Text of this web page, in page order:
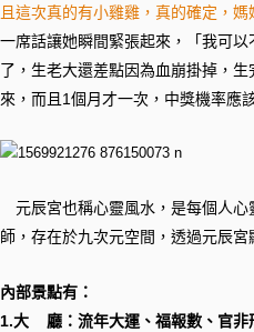
且這次真的有小雞雞，真的確定，媽
一席話讓她瞬間緊張起來，「我可
了，生老大還差點因為血崩掛掉，
來，而且1個月才一次，中獎機率應
元辰宮也稱心靈風水，是每個人心
師，存在於九次元空間，透過元辰
內部景點有：
1.大 廳：流年大運、福報數、官非